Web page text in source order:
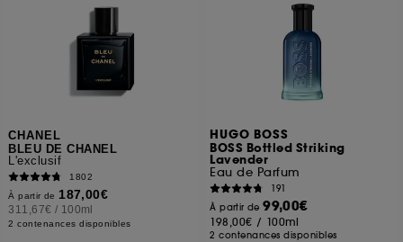
CHANEL
BLEU DE CHANEL
L'exclusif
1802
À partir de 187,00€
311,67€ / 100ml
2 contenances disponibles
HUGO BOSS
BOSS Bottled Striking
Lavender
Eau de Parfum
191
À partir de99,00€
198,00€ / 100ml
2 contenances disponibles